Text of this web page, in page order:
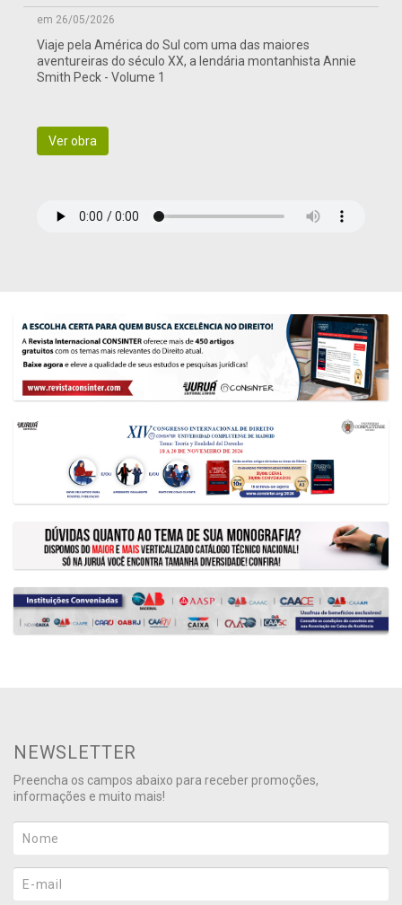
em 26/05/2026
Viaje pela América do Sul com uma das maiores
aventureiras do século XX, a lendária montanhista Annie
Smith Peck - Volume 1
Ver obra
NEWSLETTER
Preencha os campos abaixo para receber promoções,
informações e muito mais!